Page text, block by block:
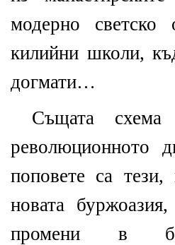
модерно светско
килийни школи,
догмати…
Същата
революционното
поповете са
новата
промени в